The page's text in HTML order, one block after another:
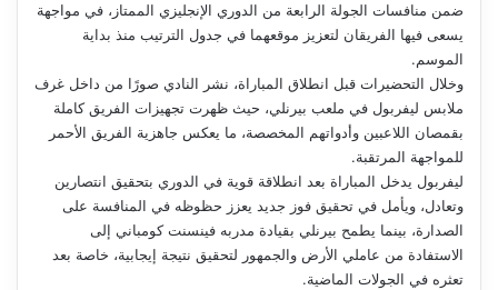
ضمن منافسات الجولة الرابعة من الدوري الإنجليزي الممتاز، في مواجهة
يسعى فيها الفريقان لتعزيز موقعهما في جدول الترتيب منذ بداية
الموسم.
وخلال التحضيرات قبل انطلاق المباراة، نشر النادي صورًا من داخل غرف
ملابس ليفربول في ملعب بيرنلي، حيث ظهرت تجهيزات الفريق كاملة
بقمصان اللاعبين وأدواتهم المخصصة، ما يعكس جاهزية الفريق الأحمر
للمواجهة المرتقبة.
ليفربول يدخل المباراة بعد انطلاقة قوية في الدوري بتحقيق انتصارين
وتعادل، ويأمل في تحقيق فوز جديد يعزز حظوظه في المنافسة على
الصدارة، بينما يطمح بيرنلي بقيادة مدربه فينسنت كومباني إلى
الاستفادة من عاملي الأرض والجمهور لتحقيق نتيجة إيجابية، خاصة بعد
تعثره في الجولات الماضية.